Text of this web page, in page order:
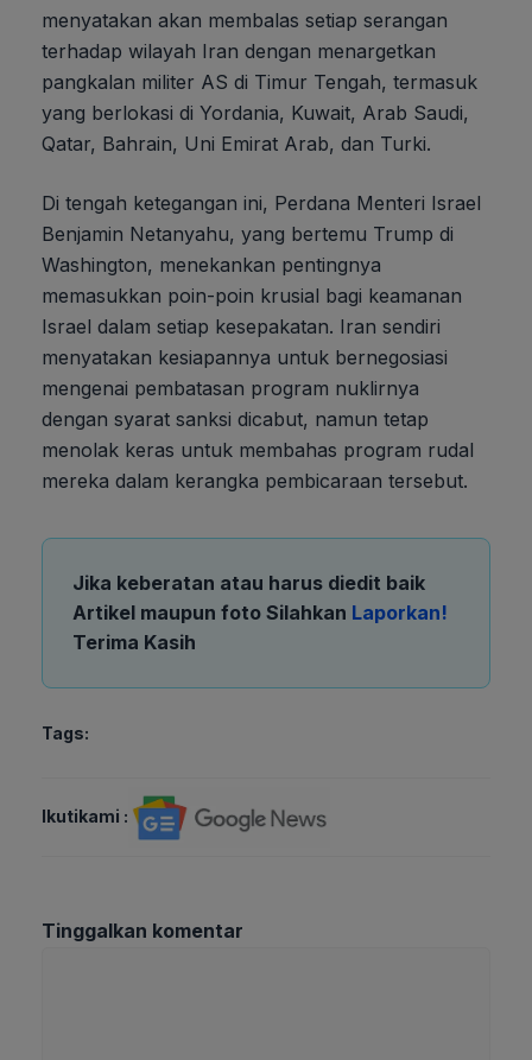
menyatakan akan membalas setiap serangan
terhadap wilayah Iran dengan menargetkan
pangkalan militer AS di Timur Tengah, termasuk
yang berlokasi di Yordania, Kuwait, Arab Saudi,
Qatar, Bahrain, Uni Emirat Arab, dan Turki.
Di tengah ketegangan ini, Perdana Menteri Israel
Benjamin Netanyahu, yang bertemu Trump di
Washington, menekankan pentingnya
memasukkan poin-poin krusial bagi keamanan
Israel dalam setiap kesepakatan. Iran sendiri
menyatakan kesiapannya untuk bernegosiasi
mengenai pembatasan program nuklirnya
dengan syarat sanksi dicabut, namun tetap
menolak keras untuk membahas program rudal
mereka dalam kerangka pembicaraan tersebut.
Jika keberatan atau harus diedit baik
Artikel maupun foto Silahkan Laporkan!
Terima Kasih
Tags:
Ikutikami :
Tinggalkan komentar